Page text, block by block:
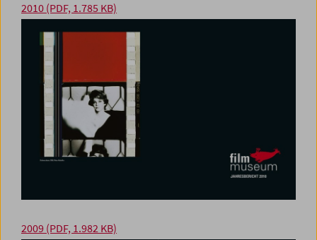
2010 (PDF, 1.785 KB)
2009 (PDF, 1.982 KB)